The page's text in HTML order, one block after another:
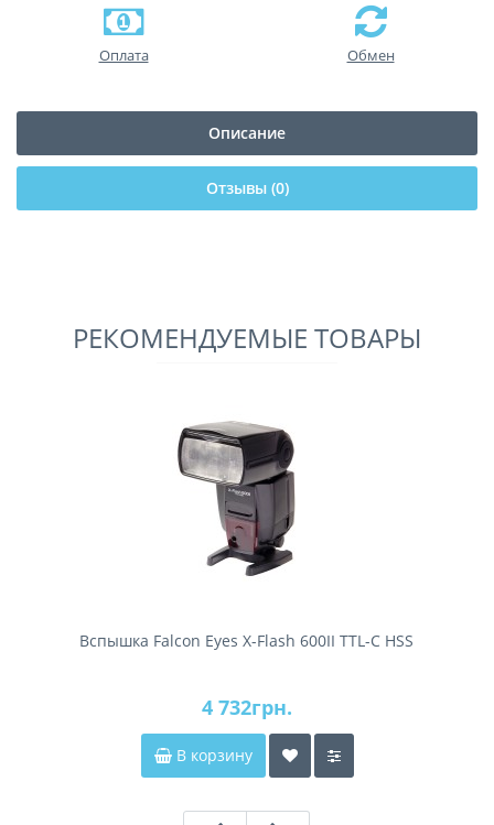
Оплата Обмен
Описание
Отзывы (0)
РЕКОМЕНДУЕМЫЕ ТОВАРЫ
Вспышка Falcon Eyes X-Flash 600II TTL-C HSS
4 732грн.
В корзину